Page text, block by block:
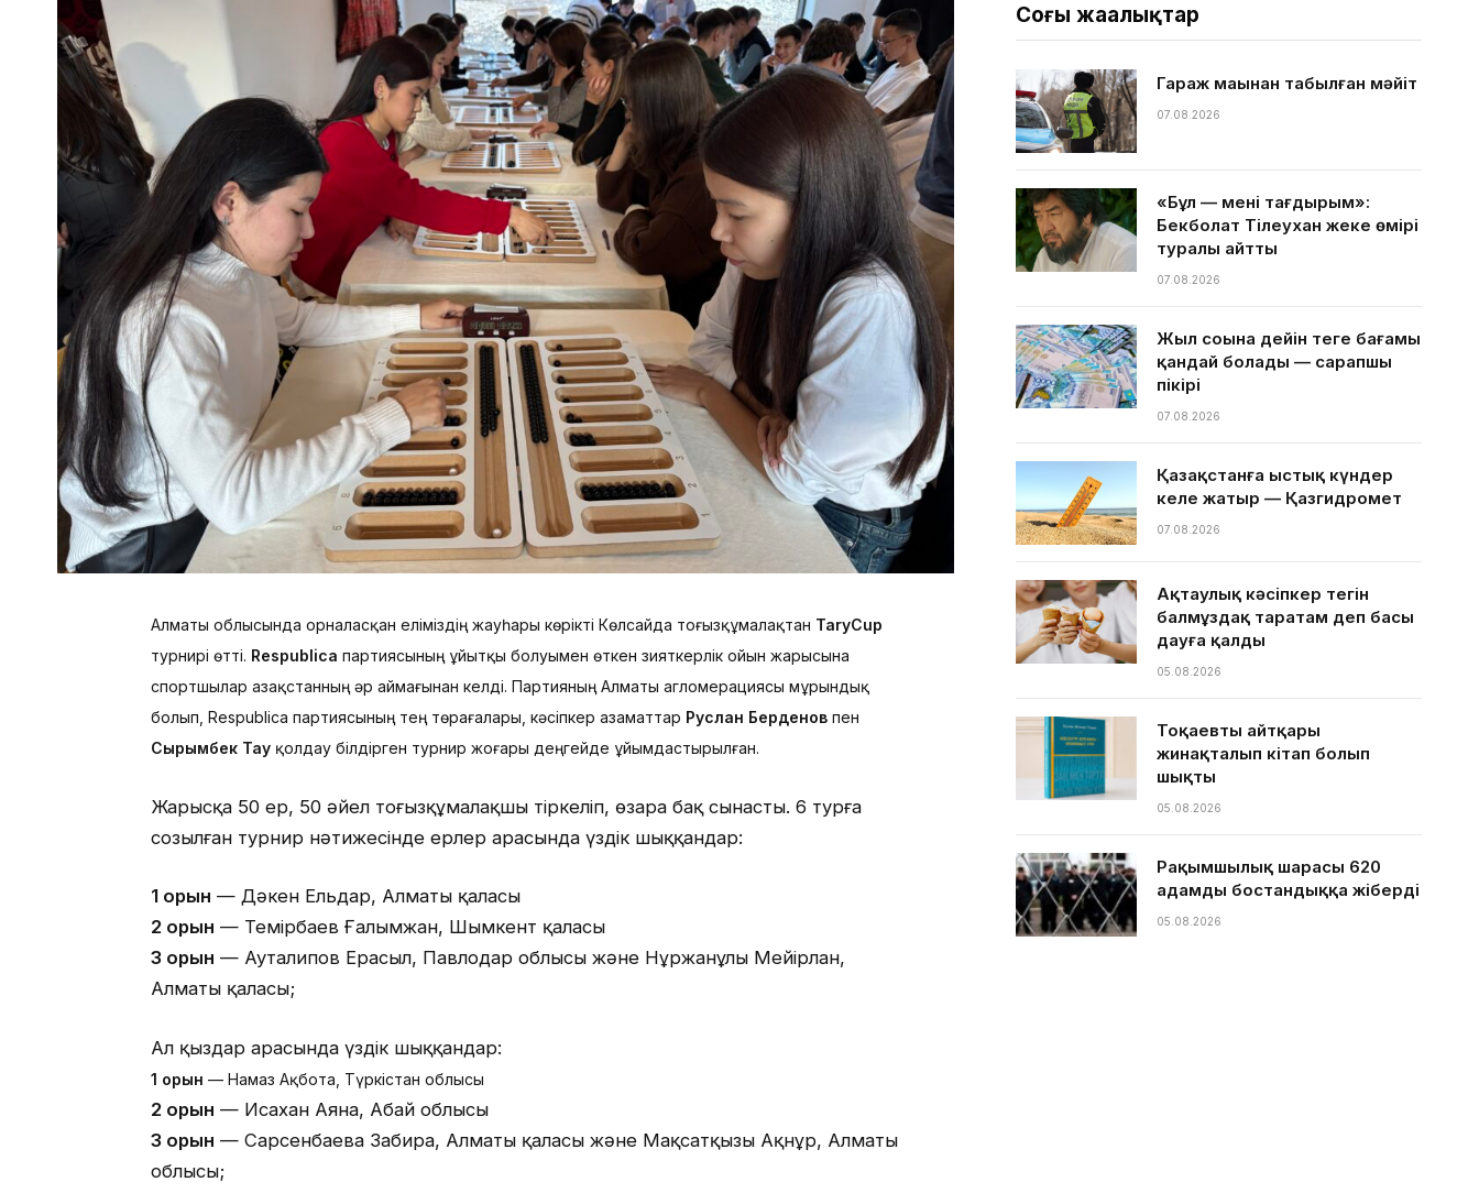
Алматы облысында орналасқан еліміздің жауһары көрікті Көлсайда тоғызқұмалақтан TaryCup
турнирі өтті. Respublica партиясының ұйытқы болуымен өткен зияткерлік ойын жарысына
спортшылар Қазақстанның әр аймағынан келді. Партияның Алматы агломерациясы мұрындық
болып, Respublica партиясының тең төрағалары, кәсіпкер азаматтар Руслан Берденовпен
Сырымбек Тауқолдау білдірген турнир жоғары деңгейде ұйымдастырылған.
Жарысқа 50 ер, 50 әйел тоғызқұмалақшы тіркеліп, өзара бақ сынасты. 6 турға
созылған турнир нәтижесінде ерлер арасында үздік шыққандар:
1 орын — Дәкен Ельдар, Алматы қаласы
2 орын — Темірбаев Ғалымжан, Шымкент қаласы
3 орын — Ауталипов Ерасыл, Павлодар облысы және Нұржанұлы Мейірлан,
Алматы қаласы;
Ал қыздар арасында үздік шыққандар:
1 орын — Намаз Ақбота, Түркістан облысы
2 орын — Исахан Аяна, Абай облысы
3 орын — Сарсенбаева Забира, Алматы қаласы және Мақсатқызы Ақнұр, Алматы
облысы;
Соңғы жаңалықтар
Гараж маңынан табылған мәйіт
07.08.2026
«Бұл — менің тағдырым»:
Бекболат Тілеухан жеке өмірі
туралы айтты
07.08.2026
Жыл соңына дейін теңге бағамы
қандай болады — сарапшы
пікірі
07.08.2026
Қазақстанға ыстық күндер
келе жатыр — Қазгидромет
07.08.2026
Ақтаулық кәсіпкер тегін
балмұздақ таратам деп басы
дауға қалды
05.08.2026
Тоқаевтың айтқары
жинақталып кітап болып
шықты
05.08.2026
Рақымшылық шарасы 620
адамды бостандыққа жіберді
05.08.2026